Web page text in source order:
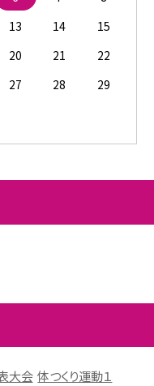
13 14
15
20 21
22
27 28
29
大会 体つくり運動１